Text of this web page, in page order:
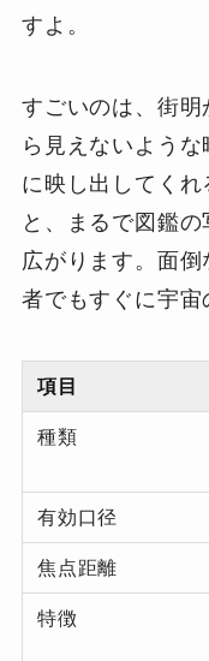
すよ。
すごいのは、街
ら見えないよう
に映し出してくれ
と、まるで図鑑
広がります。面
者でもすぐに宇宙
項目
種類
有効口径
焦点距離
特徴